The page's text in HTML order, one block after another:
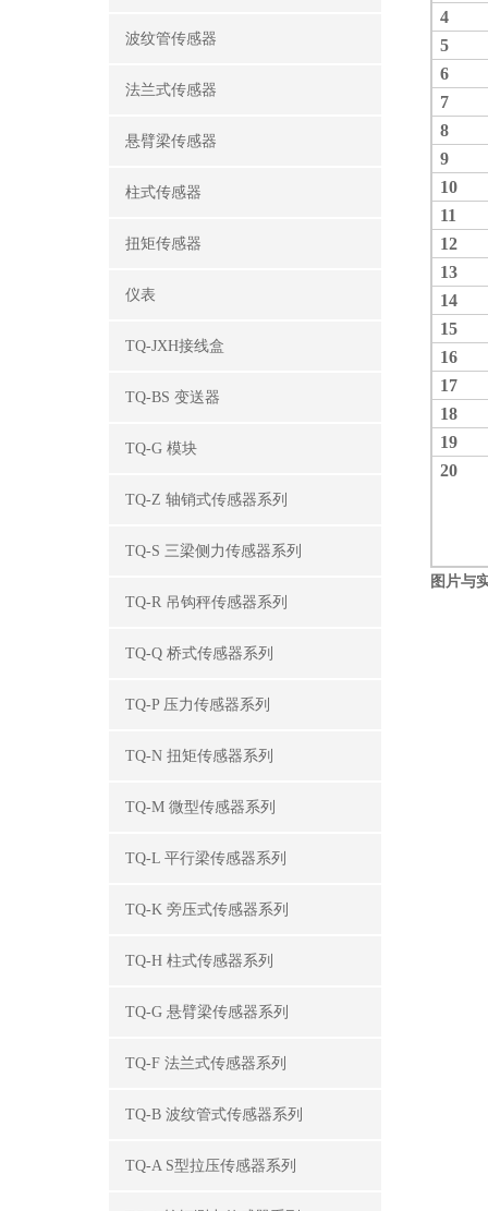
波纹管传感器
法兰式传感器
悬臂梁传感器
柱式传感器
扭矩传感器
仪表
TQ-JXH接线盒
TQ-BS 变送器
TQ-G 模块
TQ-Z 轴销式传感器系列
TQ-S 三梁侧力传感器系列
TQ-R 吊钩秤传感器系列
TQ-Q 桥式传感器系列
TQ-P 压力传感器系列
TQ-N 扭矩传感器系列
TQ-M 微型传感器系列
TQ-L 平行梁传感器系列
TQ-K 旁压式传感器系列
TQ-H 柱式传感器系列
TQ-G 悬臂梁传感器系列
TQ-F 法兰式传感器系列
TQ-B 波纹管式传感器系列
TQ-A S型拉压传感器系列
4
5
6
7
8
9
10
11
12
13
14
15
16
17
18
19
20
图片与